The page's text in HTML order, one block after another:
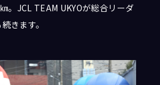
。JCL TEAM UKYOが総合リーダ
きます。